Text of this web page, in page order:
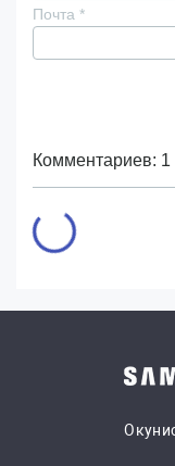
Почта *
Комментариев: 1